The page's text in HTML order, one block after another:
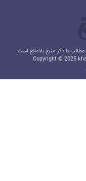
با ذکر منبع بلامانع است.
Copyright © 2025